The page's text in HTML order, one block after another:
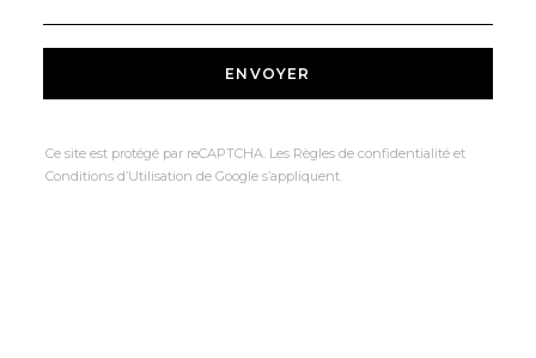
Ce site est protégé par reCAPTCHA. Les Règles de confidentialité et
Conditions d’Utilisation de Google s’appliquent.